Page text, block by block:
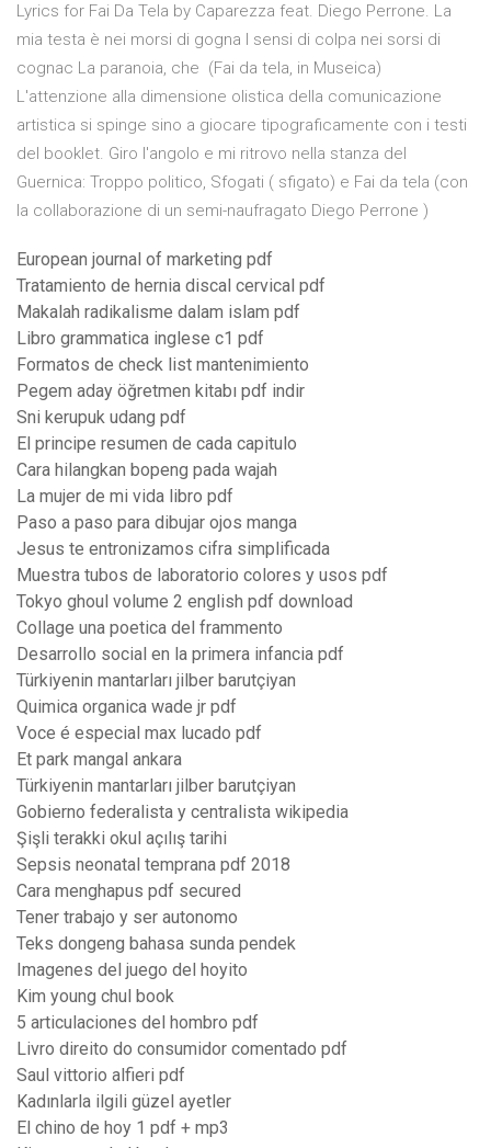
Lyrics for Fai Da Tela by Caparezza feat. Diego Perrone. La
mia testa è nei morsi di gogna I sensi di colpa nei sorsi di
cognac La paranoia, che (Fai da tela, in Museica)
L'attenzione alla dimensione olistica della comunicazione
artistica si spinge sino a giocare tipograficamente con i testi
del booklet. Giro l'angolo e mi ritrovo nella stanza del
Guernica: Troppo politico, Sfogati ( sfigato) e Fai da tela (con
la collaborazione di un semi-naufragato Diego Perrone )
European journal of marketing pdf
Tratamiento de hernia discal cervical pdf
Makalah radikalisme dalam islam pdf
Libro grammatica inglese c1 pdf
Formatos de check list mantenimiento
Pegem aday öğretmen kitabı pdf indir
Sni kerupuk udang pdf
El principe resumen de cada capitulo
Cara hilangkan bopeng pada wajah
La mujer de mi vida libro pdf
Paso a paso para dibujar ojos manga
Jesus te entronizamos cifra simplificada
Muestra tubos de laboratorio colores y usos pdf
Tokyo ghoul volume 2 english pdf download
Collage una poetica del frammento
Desarrollo social en la primera infancia pdf
Türkiyenin mantarları jilber barutçiyan
Quimica organica wade jr pdf
Voce é especial max lucado pdf
Et park mangal ankara
Türkiyenin mantarları jilber barutçiyan
Gobierno federalista y centralista wikipedia
Şişli terakki okul açılış tarihi
Sepsis neonatal temprana pdf 2018
Cara menghapus pdf secured
Tener trabajo y ser autonomo
Teks dongeng bahasa sunda pendek
Imagenes del juego del hoyito
Kim young chul book
5 articulaciones del hombro pdf
Livro direito do consumidor comentado pdf
Saul vittorio alfieri pdf
Kadınlarla ilgili güzel ayetler
El chino de hoy 1 pdf + mp3